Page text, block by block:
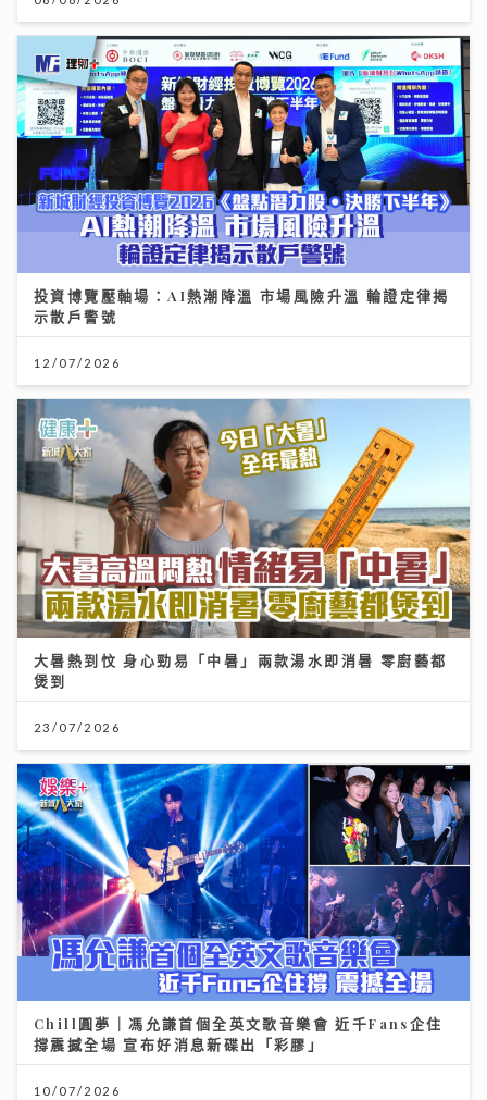
投資博覽壓軸場：AI熱潮降溫 市場風險升溫 輪證定律揭
示散戶警號
12/07/2026
大暑熱到忟 身心勁易「中暑」兩款湯水即消暑 零廚藝都
煲到
23/07/2026
Chill圓夢｜馮允謙首個全英文歌音樂會 近千Fans企住
撐震撼全場 宣布好消息新碟出「彩膠」
10/07/2026